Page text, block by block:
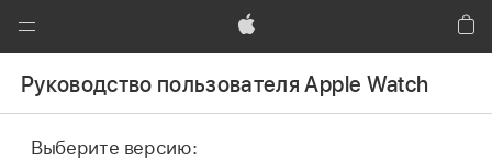
Открыть
меню
Apple
Руководство пользователя Apple Watch
Выберите версию: